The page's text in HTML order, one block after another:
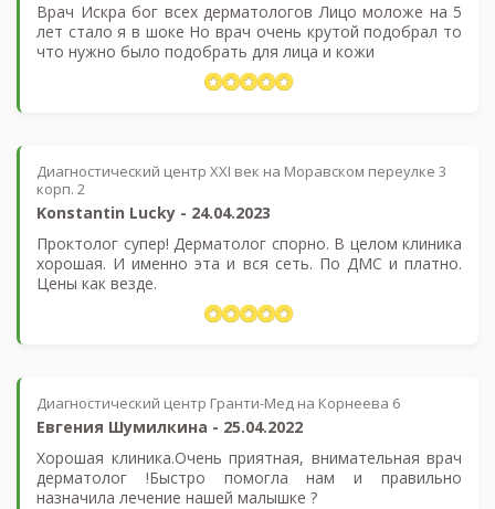
Врач Искра бог всех дерматологов Лицо моложе на 5
лет стало я в шоке Но врач очень крутой подобрал то
что нужно было подобрать для лица и кожи
Диагностический центр XXI век на Моравском переулке 3
корп. 2
Konstantin Lucky - 24.04.2023
Проктолог супер! Дерматолог спорно. В целом клиника
хорошая. И именно эта и вся сеть. По ДМС и платно.
Цены как везде.
Диагностический центр Гранти-Мед на Корнеева 6
Евгения Шумилкина - 25.04.2022
Хорошая клиника.Очень приятная, внимательная врач
дерматолог !Быстро помогла нам и правильно
назначила лечение нашей малышке ?